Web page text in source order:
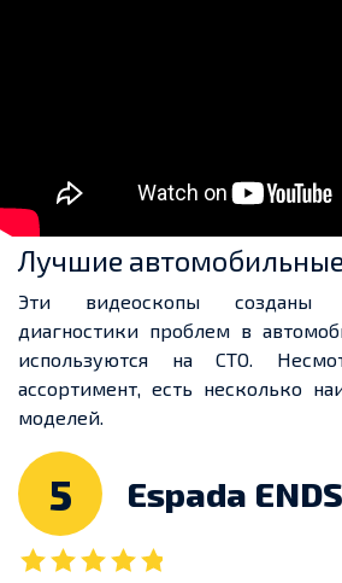
Лучшие
Эти видеоскопы созданы
диагностики проблем в
используются на СТО.
ассортимент, есть несколько
моделей.
5 Espada